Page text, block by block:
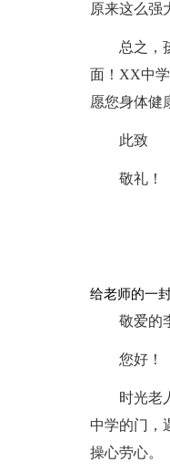
原来这么强
总之，
面！XX中
愿您身体健
此致
敬礼！
给老师的一
敬爱的
您好！
时光老
中学的门，
操心劳心。